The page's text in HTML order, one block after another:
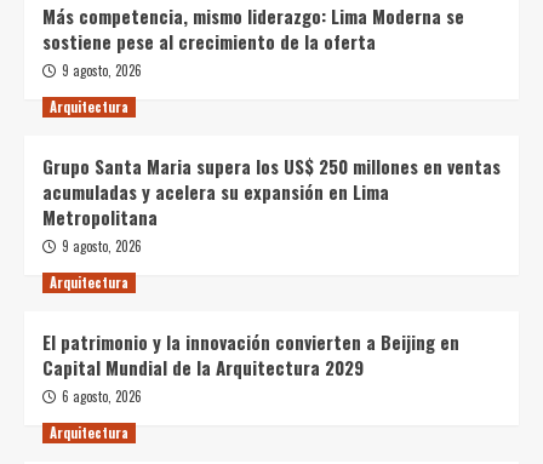
Más competencia, mismo liderazgo: Lima Moderna se
sostiene pese al crecimiento de la oferta
9 agosto, 2026
Arquitectura
Grupo Santa Maria supera los US$ 250 millones en ventas
acumuladas y acelera su expansión en Lima
Metropolitana
9 agosto, 2026
Arquitectura
El patrimonio y la innovación convierten a Beijing en
Capital Mundial de la Arquitectura 2029
6 agosto, 2026
Arquitectura